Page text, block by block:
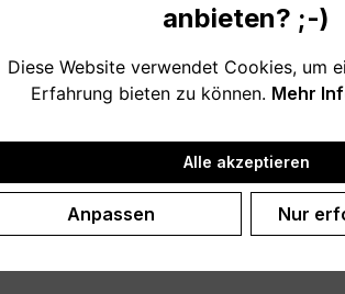
WLAN automatisch verbindet".
eine witzige Geschenkidee,
anbieten? ;-)
Diese Website verwendet Cookies, um
Erfahrung bieten zu können. Mehr
Alle akzeptieren
Anpassen Nur